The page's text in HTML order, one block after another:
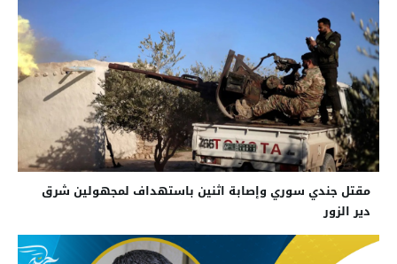
مقتل جندي سوري وإصابة اثنين باستهداف لمجهولين شرق
دير الزور